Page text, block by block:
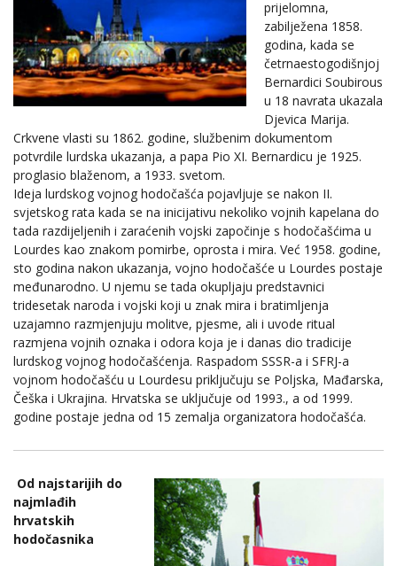
prijelomna,
zabilježena 1858.
godina, kada se
četrnaestogodišnjoj
Bernardici Soubirous
u 18 navrata ukazala
Djevica Marija.
Crkvene vlasti su 1862. godine, službenim dokumentom
potvrdile lurdska ukazanja, a papa Pio XI. Bernardicu je 1925.
proglasio blaženom, a 1933. svetom.
Ideja lurdskog vojnog hodočašća pojavljuje se nakon II.
svjetskog rata kada se na inicijativu nekoliko vojnih kapelana do
tada razdijeljenih i zaraćenih vojski započinje s hodočašćima u
Lourdes kao znakom pomirbe, oprosta i mira. Već 1958. godine,
sto godina nakon ukazanja, vojno hodočašće u Lourdes postaje
međunarodno. U njemu se tada okupljaju predstavnici
tridesetak naroda i vojski koji u znak mira i bratimljenja
uzajamno razmjenjuju molitve, pjesme, ali i uvode ritual
razmjena vojnih oznaka i odora koja je i danas dio tradicije
lurdskog vojnog hodočašćenja. Raspadom SSSR-a i SFRJ-a
vojnom hodočašću u Lourdesu priključuju se Poljska, Mađarska,
Češka i Ukrajina. Hrvatska se uključuje od 1993., a od 1999.
godine postaje jedna od 15 zemalja organizatora hodočašća.
Od najstarijih do
najmlađih
hrvatskih
hodočasnika